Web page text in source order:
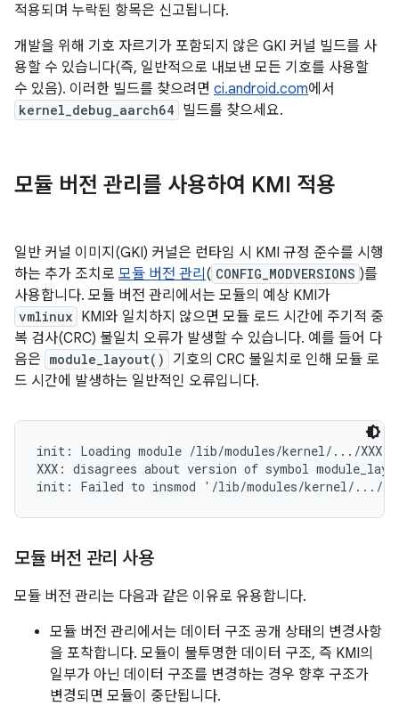
적용되며 누락된 항목은 신고됩니다.
개발을 위해 기호 자르기가 포함되지 않은 GKI 커널 빌드를 사
용할 수 있습니다(즉, 일반적으로 내보낸 모든 기호를 사용할
수 있음). 이러한 빌드를 찾으려면 ci.android.com에서
kernel_debug_aarch64 빌드를 찾으세요.
모듈 버전 관리를 사용하여 KMI 적용
일반 커널 이미지(GKI) 커널은 런타임 시 KMI 규정 준수를 시행
하는 추가 조치로 모듈 버전 관리 ( CONFIG_MODVERSIONS )를
사용합니다. 모듈 버전 관리에서는 모듈의 예상 KMI가
vmlinux KMI와 일치하지 않으면 모듈 로드 시간에 주기적 중
복 검사(CRC) 불일치 오류가 발생할 수 있습니다. 예를 들어 다
음은 module_layout()
기호의 CRC 불일치로 인해 모듈 로
드 시간에 발생하는 일반적인 오류입니다.
init: Loading module /lib/modules/kernel/.../
XXX: disagrees about version of symbol
모듈 버전 관리 사용
모듈 버전 관리는 다음과 같은 이유로 유용합니다.
모듈 버전 관리에서는 데이터 구조 공개 상태의 변경사항
을 포착합니다. 모듈이 불투명한 데이터 구조, 즉 KMI의
일부가 아닌 데이터 구조를 변경하는 경우 향후 구조가
변경되면 모듈이 중단됩니다.